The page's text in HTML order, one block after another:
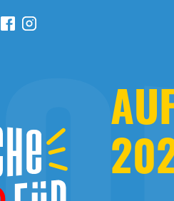
für Deutsch